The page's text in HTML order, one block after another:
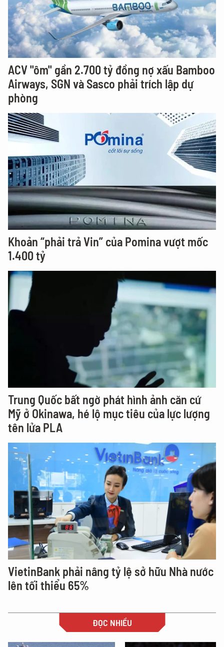
ACV "ôm" gần 2.700 tỷ đồng nợ xấu Bamboo
Airways, SGN và Sasco phải trích lập dự
phòng
Khoản “phải trả Vin” của Pomina vượt mốc
1.400 tỷ
Trung Quốc bất ngờ phát hình ảnh căn cứ
Mỹ ở Okinawa, hé lộ mục tiêu của lực lượng
tên lửa PLA
VietinBank phải nâng tỷ lệ sở hữu Nhà nước
lên tối thiểu 65%
ĐỌC NHIỀU